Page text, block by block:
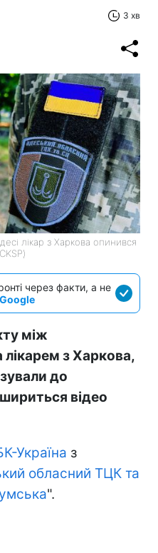
3 хв
лікар з Харкова опинився
через факти, а не
між
з Харкова,
до
відео
Україна з
обласний ТЦК та
".